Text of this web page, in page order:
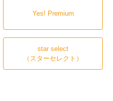
Yes! Premium
star select
（スターセレクト）